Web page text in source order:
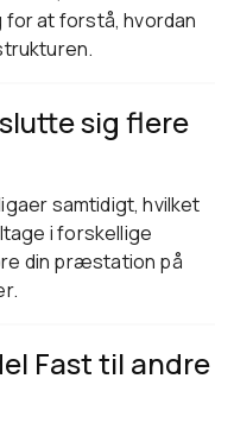
at forstå, hvordan
sig flere
samtidigt, hvilket
i forskellige
din præstation på
Fast til andre